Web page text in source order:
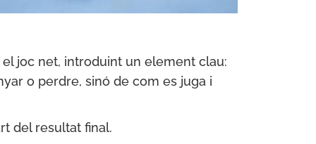
joc net, introduint un element clau:
o perdre, sinó de com es juga i
del resultat final.